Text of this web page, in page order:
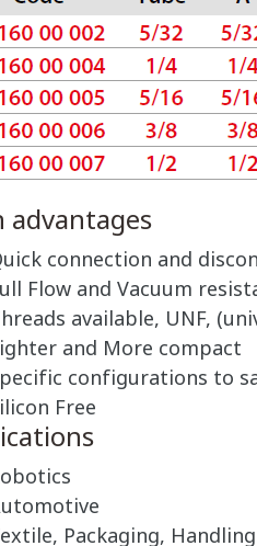
advantages
connection and
Flow and Vacuum
available, UNF,
and More compact
configurations to
Free
Packaging, Handling